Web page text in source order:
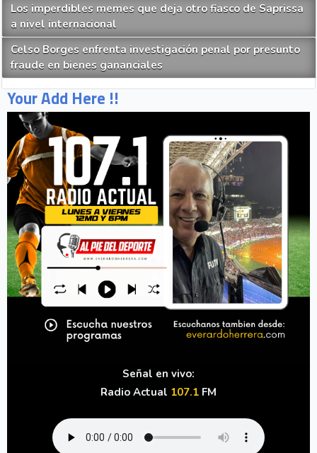
Los imperdibles memes que deja otro fiasco de Saprissa
a nivel internacional
Celso Borges enfrenta investigación penal por presunto
fraude en bienes gananciales
Your Add Here !!
Señal en vivo:
Radio Actual 107.1 FM